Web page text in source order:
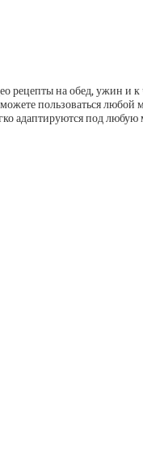
на обед, ужин и к
пользоваться любой
адаптируются под любую